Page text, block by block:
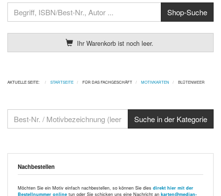
Ihr Warenkorb ist noch leer.
AKTUELLE SEITE: STARTSEITE FÜR DAS FACHGESCHÄFT MOTIVKARTEN BLÜTENMEER
Nachbestellen
Möchten Sie ein Motiv einfach nachbestellen, so können Sie dies direkt hier mit der
Bestellnummer online tun oder Sie schicken uns eine Nachricht an karten@median-